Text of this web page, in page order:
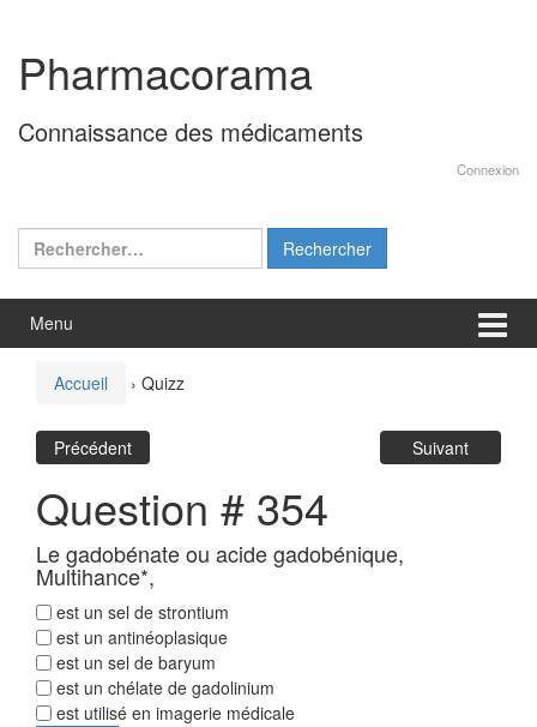
contenu
menu
principal
Pharmacorama
Connaissance des médicaments
Connexion
Rechercher :
Menu
Accueil › Quizz
Précédent Suivant
Question # 354
Le gadobénate ou acide gadobénique,
Multihance*,
est un sel de strontium
est un antinéoplasique
est un sel de baryum
est un chélate de gadolinium
est utilisé en imagerie médicale